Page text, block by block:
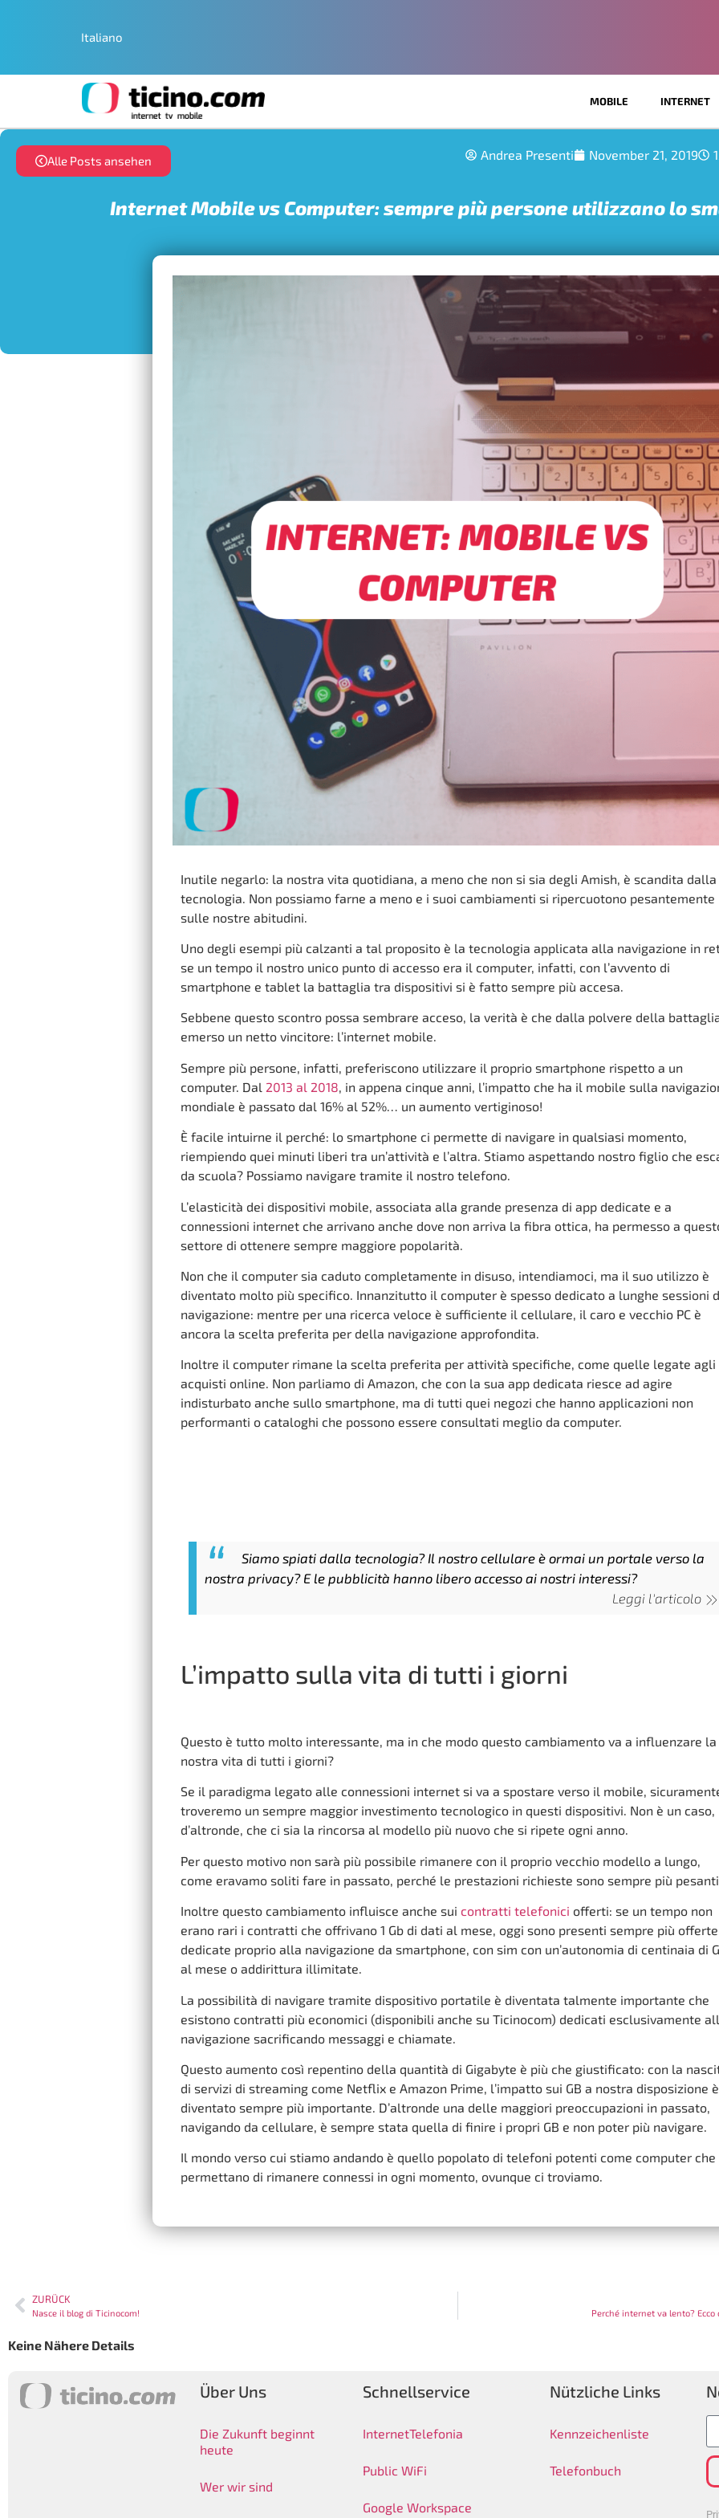
Italiano
MOBILE INTERNET
Alle Posts ansehen Andrea Presenti November 21, 2019
Internet Mobile vs Computer: sempre più persone utilizzano lo
Inutile negarlo: la nostra vita quotidiana, a meno che non si sia degli Amish, è scandita dalla
tecnologia. Non possiamo farne a meno e i suoi cambiamenti si ripercuotono pesantemente
sulle nostre abitudini.
Uno degli esempi più calzanti a tal proposito è la tecnologia applicata alla navigazione in
se un tempo il nostro unico punto di accesso era il computer, infatti, con l’avvento di
smartphone e tablet la battaglia tra dispositivi si è fatto sempre più accesa.
Sebbene questo scontro possa sembrare acceso, la verità è che dalla polvere della
emerso un netto vincitore: l’internet mobile.
Sempre più persone, infatti, preferiscono utilizzare il proprio smartphone rispetto a un
computer. Dal 2013 al 2018 , in appena cinque anni, l’impatto che ha il mobile sulla
mondiale è passato dal 16% al 52%… un aumento vertiginoso!
È facile intuirne il perché: lo smartphone ci permette di navigare in qualsiasi momento,
riempiendo quei minuti liberi tra un’attività e l’altra. Stiamo aspettando nostro figlio che
da scuola? Possiamo navigare tramite il nostro telefono.
L’elasticità dei dispositivi mobile, associata alla grande presenza di app dedicate e a
connessioni internet che arrivano anche dove non arriva la fibra ottica, ha permesso a
settore di ottenere sempre maggiore popolarità.
Non che il computer sia caduto completamente in disuso, intendiamoci, ma il suo utilizzo è
diventato molto più specifico. Innanzitutto il computer è spesso dedicato a lunghe sessioni
navigazione: mentre per una ricerca veloce è sufficiente il cellulare, il caro e vecchio PC è
ancora la scelta preferita per della navigazione approfondita.
Inoltre il computer rimane la scelta preferita per attività specifiche, come quelle legate agli
acquisti online. Non parliamo di Amazon, che con la sua app dedicata riesce ad agire
indisturbato anche sullo smartphone, ma di tutti quei negozi che hanno applicazioni non
performanti o cataloghi che possono essere consultati meglio da computer.
Siamo spiati dalla tecnologia? Il nostro cellulare è ormai un portale verso la
nostra privacy? E le pubblicità hanno libero accesso ai nostri interessi?
Leggi l'articolo
L’impatto sulla vita di tutti i giorni
Questo è tutto molto interessante, ma in che modo questo cambiamento va a influenzare la
nostra vita di tutti i giorni?
Se il paradigma legato alle connessioni internet si va a spostare verso il mobile,
troveremo un sempre maggior investimento tecnologico in questi dispositivi. Non è un caso,
d’altronde, che ci sia la rincorsa al modello più nuovo che si ripete ogni anno.
Per questo motivo non sarà più possibile rimanere con il proprio vecchio modello a lungo,
come eravamo soliti fare in passato, perché le prestazioni richieste sono sempre più
Inoltre questo cambiamento influisce anche sui contratti telefonici offerti: se un tempo non
erano rari i contratti che offrivano 1 Gb di dati al mese, oggi sono presenti sempre più offerte
dedicate proprio alla navigazione da smartphone, con sim con un’autonomia di centinaia di
al mese o addirittura illimitate.
La possibilità di navigare tramite dispositivo portatile è diventata talmente importante che
esistono contratti più economici (disponibili anche su Ticinocom) dedicati esclusivamente
navigazione sacrificando messaggi e chiamate.
Questo aumento così repentino della quantità di Gigabyte è più che giustificato: con la
di servizi di streaming come Netflix e Amazon Prime, l’impatto sui GB a nostra disposizione è
diventato sempre più importante. D’altronde una delle maggiori preoccupazioni in passato,
navigando da cellulare, è sempre stata quella di finire i propri GB e non poter più navigare.
Il mondo verso cui stiamo andando è quello popolato di telefoni potenti come computer che
permettano di rimanere connessi in ogni momento, ovunque ci troviamo.
ZURÜCK
Nasce il blog di Ticinocom! Perché internet va lento?
Keine Nähere Details
Über Uns
Die Zukunft beginnt
heute
Wer wir sind
Schnellservice
InternetTelefonia
Public WiFi
Google Workspace
Nützliche Links
Kennzeichenliste
Telefonbuch